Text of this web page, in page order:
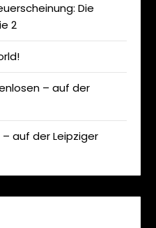
Die
2
– auf der
auf der Leipziger